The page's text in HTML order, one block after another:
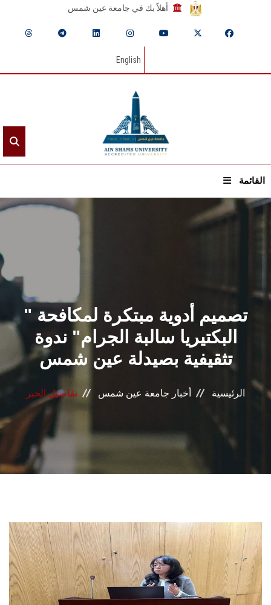
أهلاً بك في جامعة عين شمس
English
القائمة
الرئيسيـة
القطاعـات
الشئون الأكاديمية
البحث العلمي
المراكز والوحدات
الأنظمة الذكية
الطلاب
هيئة التدريس
" تصميم أدوية مبتكرة لمكافحة
البكتيريا سالبة الجرام" ندوة
تثقيفية بصيدلة عين شمس
الرئيسية أخبار جامعة عين شمس تفاصيل الخبر